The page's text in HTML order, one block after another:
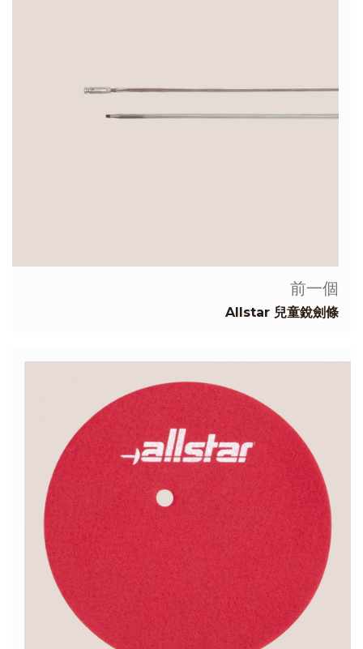
前一個
Allstar 兒童銳劍條